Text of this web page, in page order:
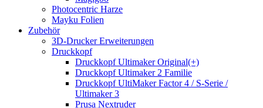
Photocentric Harze
Mayku Folien
Zubehör
3D-Drucker Erweiterungen
Druckkopf
Druckkopf Ultimaker Original(+)
Druckkopf Ultimaker 2 Familie
Druckkopf UltiMaker Factor 4 / S-Serie /
Ultimaker 3
Prusa Nextruder